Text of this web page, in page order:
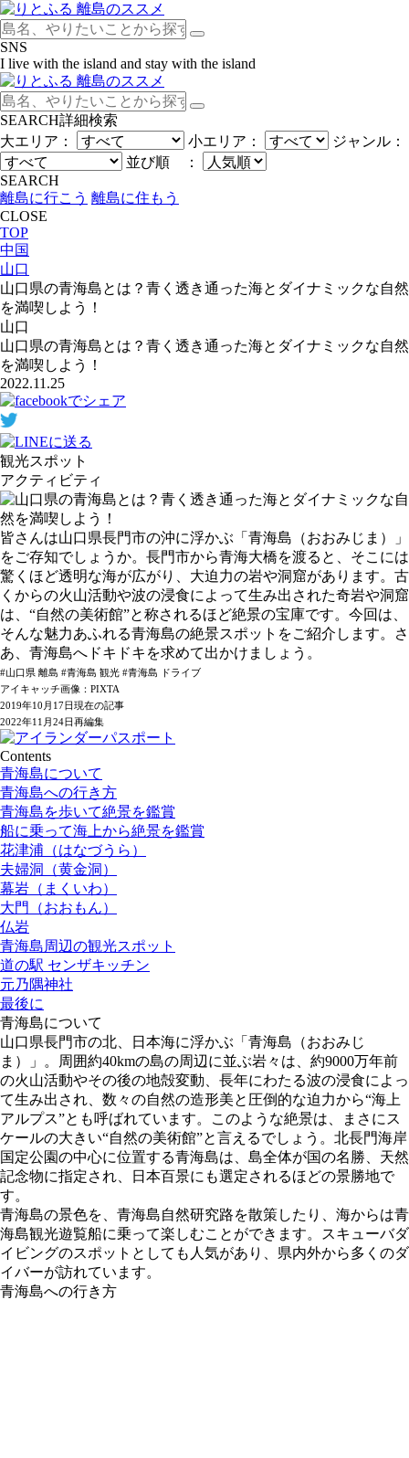
SNS
I live with the island and stay with the island
SEARCH詳細検索
大エリア：
小エリア：
ジャンル：
並び順 ：
SEARCH
離島に行こう 離島に住もう
CLOSE
TOP
中国
山口
山口県の青海島とは？青く透き通った海とダイナミックな自然
を満喫しよう！
山口
山口県の青海島とは？青く透き通った海とダイナミックな自然
を満喫しよう！
2022.11.25
観光スポット
アクティビティ
皆さんは山口県長門市の沖に浮かぶ「青海島（おおみじま）」
をご存知でしょうか。長門市から青海大橋を渡ると、そこには
驚くほど透明な海が広がり、大迫力の岩や洞窟があります。古
くからの火山活動や波の浸食によって生み出された奇岩や洞窟
は、“自然の美術館”と称されるほど絶景の宝庫です。今回は、
そんな魅力あふれる青海島の絶景スポットをご紹介します。さ
あ、青海島へドキドキを求めて出かけましょう。
#山口県 離島 #青海島 観光 #青海島 ドライブ
アイキャッチ画像：PIXTA
2019年10月17日現在の記事
2022年11月24日再編集
Contents
青海島について
青海島への行き方
青海島を歩いて絶景を鑑賞
船に乗って海上から絶景を鑑賞
花津浦（はなづうら）
夫婦洞（黄金洞）
幕岩（まくいわ）
大門（おおもん）
仏岩
青海島周辺の観光スポット
道の駅 センザキッチン
元乃隅神社
最後に
青海島について
山口県長門市の北、日本海に浮かぶ「青海島（おおみじ
ま）」。周囲約40kmの島の周辺に並ぶ岩々は、約9000万年前
の火山活動やその後の地殻変動、長年にわたる波の浸食によっ
て生み出され、数々の自然の造形美と圧倒的な迫力から“海上
アルプス”とも呼ばれています。このような絶景は、まさにス
ケールの大きい“自然の美術館”と言えるでしょう。北長門海岸
国定公園の中心に位置する青海島は、島全体が国の名勝、天然
記念物に指定され、日本百景にも選定されるほどの景勝地で
す。
青海島の景色を、青海島自然研究路を散策したり、海からは青
海島観光遊覧船に乗って楽しむことができます。スキューバダ
イビングのスポットとしても人気があり、県内外から多くのダ
イバーが訪れています。
青海島への行き方